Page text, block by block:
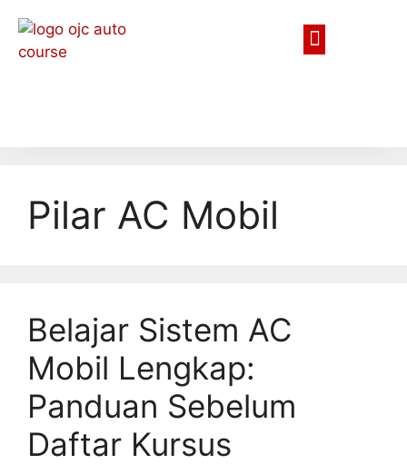
Pilar AC Mobil
Belajar Sistem AC
Mobil Lengkap:
Panduan Sebelum
Daftar Kursus